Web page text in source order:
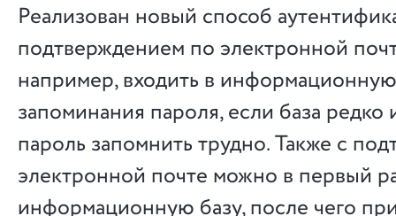
Реализован новый способ
подтверждением по электронной
например, входить в
запоминания пароля, если база редко
пароль запомнить трудно. Также с
электронной почте можно в первый
информационную базу, после чего